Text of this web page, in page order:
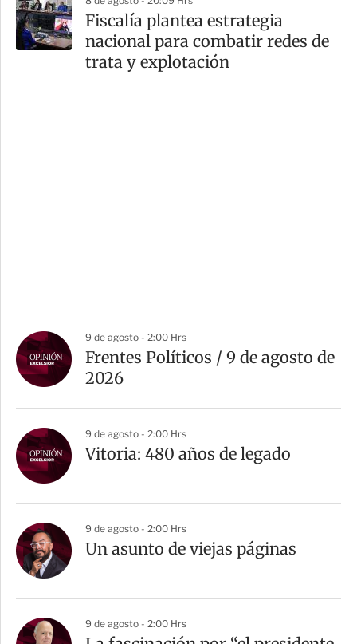
Fiscalía plantea estrategia
nacional para combatir redes de
trata y explotación
9 de agosto - 2:00 Hrs
Frentes Políticos / 9 de agosto de
2026
9 de agosto - 2:00 Hrs
Vitoria: 480 años de legado
9 de agosto - 2:00 Hrs
Un asunto de viejas páginas
9 de agosto - 2:00 Hrs